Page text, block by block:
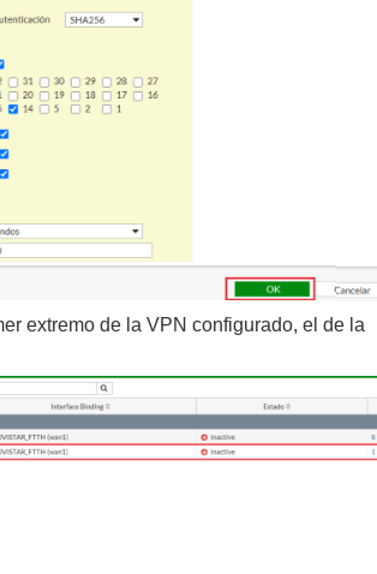
extremo de la VPN configurado, el de la